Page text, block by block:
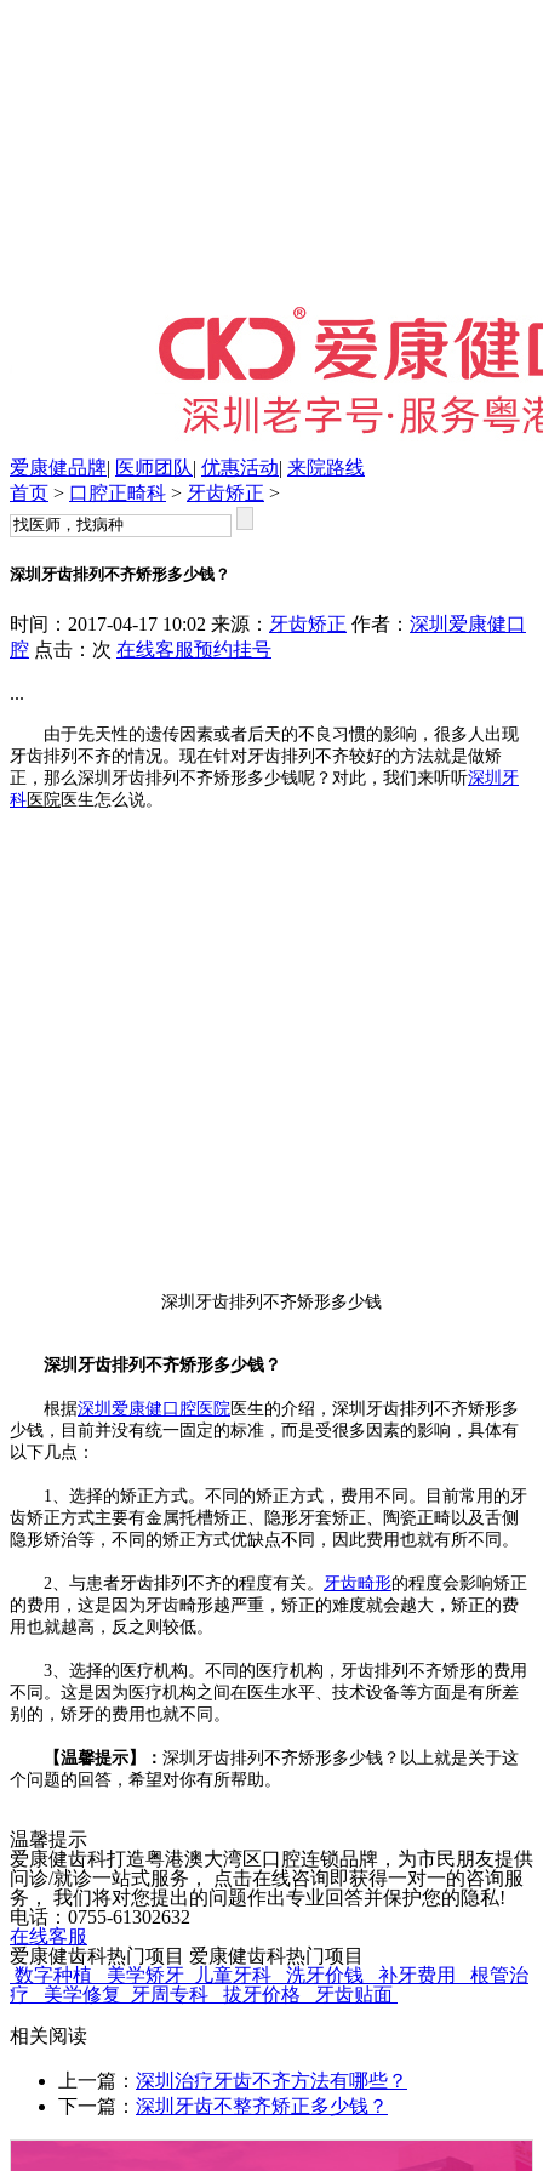
爱康健品牌| 医师团队| 优惠活动| 来院路线
首页 > 口腔正畸科 > 牙齿矫正 >
深圳牙齿排列不齐矫形多少钱？
时间：2017-04-17 10:02 来源： 牙齿矫正 作者： 深圳爱康健口
腔 点击： 次 在线客服预约挂号
...
由于先天性的遗传因素或者后天的不良习惯的影响，很多人出现
牙齿排列不齐的情况。现在针对牙齿排列不齐较好的方法就是做矫
正，那么深圳牙齿排列不齐矫形多少钱呢？对此，我们来听听深圳牙
科 医院 医生怎么说。
深圳牙齿排列不齐矫形多少钱
深圳牙齿排列不齐矫形多少钱？
根据深圳爱康健口腔医院 医生的介绍，深圳牙齿排列不齐矫形多
少钱，目前并没有统一固定的标准，而是受很多因素的影响，具体有
以下几点：
1、选择的矫正方式。不同的矫正方式，费用不同。目前常用的牙
齿矫正方式主要有金属托槽矫正、隐形牙套矫正、陶瓷正畸以及舌侧
隐形矫治等，不同的矫正方式优缺点不同，因此费用也就有所不同。
2、与患者牙齿排列不齐的程度有关。 牙齿畸形的程度会影响矫正
的费用，这是因为牙齿畸形越严重，矫正的难度就会越大，矫正的费
用也就越高，反之则较低。
3、选择的医疗机构。不同的医疗机构，牙齿排列不齐矫形的费用
不同。这是因为医疗机构之间在医生水平、技术设备等方面是有所差
别的，矫牙的费用也就不同。
【温馨提示】： 深圳牙齿排列不齐矫形多少钱？以上就是关于这
个问题的回答，希望对你有所帮助。
温馨提示
爱康健齿科打造粤港澳大湾区口腔连锁品牌，为市民朋友提供
问诊/就诊一站式服务， 点击在线咨询即获得一对一的咨询服
务， 我们将对您提出的问题作出专业回答并保护您的隐私!
电话：0755-61302632
在线客服
爱康健齿科热门项目 爱康健齿科热门项目
数字种植
美学矫牙 儿童牙科 洗牙价钱 补牙费用
根管治
疗
美学修复 牙周专科 拔牙价格
牙齿贴面
相关阅读
上一篇： 深圳治疗牙齿不齐方法有哪些？
下一篇： 深圳牙齿不整齐矫正多少钱？